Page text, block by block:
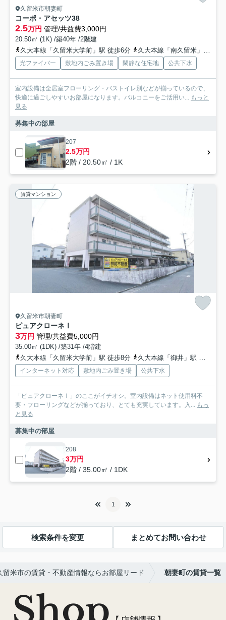
久留米市朝妻町
コーポ・アセッツ38
2.5万円 管理/共益費3,000円
20.50㎡ (1K) /築40年 /2階建
久大本線「久留米大学前」駅 徒歩6分
久大本線「南久留米」駅 徒歩29分
光ファイバー 敷地内ごみ置き場 閑静な住宅地 公共下水
室内設備は全居室フローリング・バストイレ別などが揃っているので、
快適に過ごしやすいお部屋になります。バルコニーをご活用い... もっと
見る
募集中の部屋
207
2.5万円
2階 / 20.50㎡ / 1K
賃貸マンション
久留米市朝妻町
ピュアクローネⅠ
3万円 管理/共益費5,000円
35.00㎡ (1DK) /築31年 /4階建
久大本線「久留米大学前」駅 徒歩8分
久大本線「御井」駅 徒歩26分
インターネット対応 敷地内ごみ置き場 公共下水
「ピュアクローネⅠ」のここがイチオシ。室内設備はネット使用料不
要・フローリングなどが揃っており、とても充実しています。入... もっ
と見る
募集中の部屋
208
3万円
2階 / 35.00㎡ / 1DK
1
検索条件を変更 まとめてお問い合わせ
留米市の賃貸・不動産情報ならお部屋リード 朝妻町の賃貸一覧
Shop